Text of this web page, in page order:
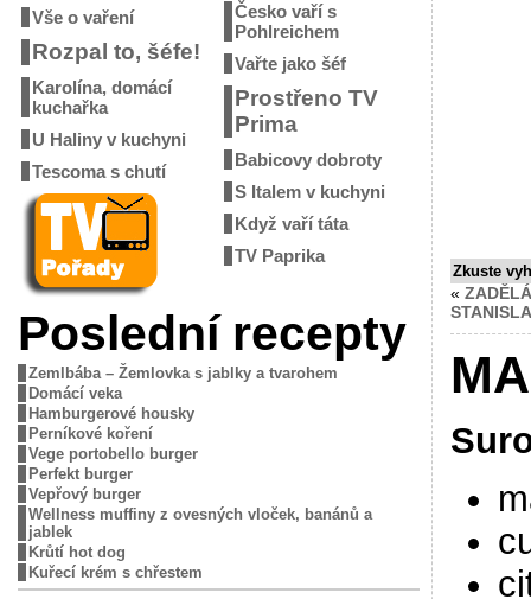
Vše o vaření
Rozpal to, šéfe!
Karolína, domácí
kuchařka
U Haliny v kuchyni
Tescoma s chutí
Česko vaří s
Pohlreichem
Vařte jako šéf
Prostřeno TV
Prima
Babicovy dobroty
S Italem v kuchyni
Když vaří táta
TV Paprika
Poslední recepty
Zemlbába – Žemlovka s jablky a tvarohem
Domácí veka
Hamburgerové housky
Perníkové koření
Vege portobello burger
Perfekt burger
Vepřový burger
Wellness muffiny z ovesných vloček, banánů a
jablek
Krůtí hot dog
Kuřecí krém s chřestem
Zkuste
«